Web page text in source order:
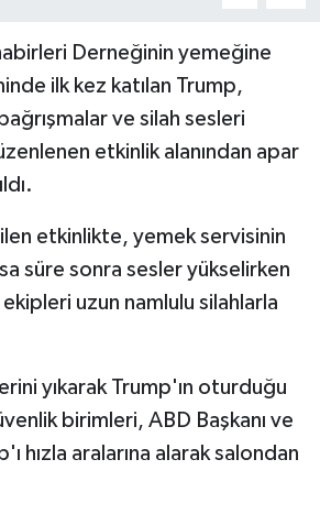
Derneğinin yemeğine
ilk kez katılan Trump,
ve silah sesleri
etkinlik alanından apar
etkinlikte, yemek servisinin
süre sonra sesler yükselirken
ekipleri uzun namlulu silahlarla
yıkarak Trump'ın oturduğu
birimleri, ABD Başkanı ve
hızla aralarına alarak salondan